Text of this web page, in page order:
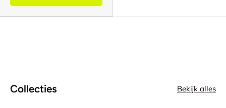
Collecties Bekijk alles